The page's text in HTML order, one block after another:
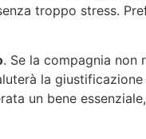
troppo stress.
. Se la compagnia non
la giustificazione
un bene